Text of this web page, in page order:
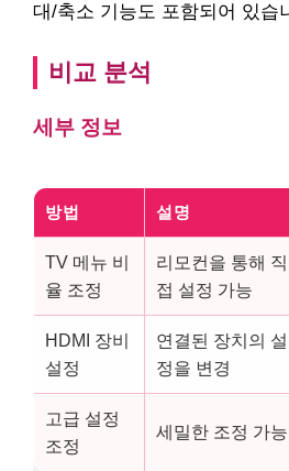
대/축소 기능도 포함되어 있습
비교 분석
세부 정보
방법 설명
TV 메뉴 비
율 조정
리모컨을 통해 직
접 설정 가능
HDMI 장비
설정
연결된 장치의 설
정을 변경
고급 설정
조정
세밀한 조정 가능